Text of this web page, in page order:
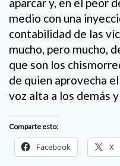
medio con una
contabilidad de las
mucho, pero mucho,
que son los
de quien aprovecha
voz alta a los demás y
Comparte esto:
Facebook X